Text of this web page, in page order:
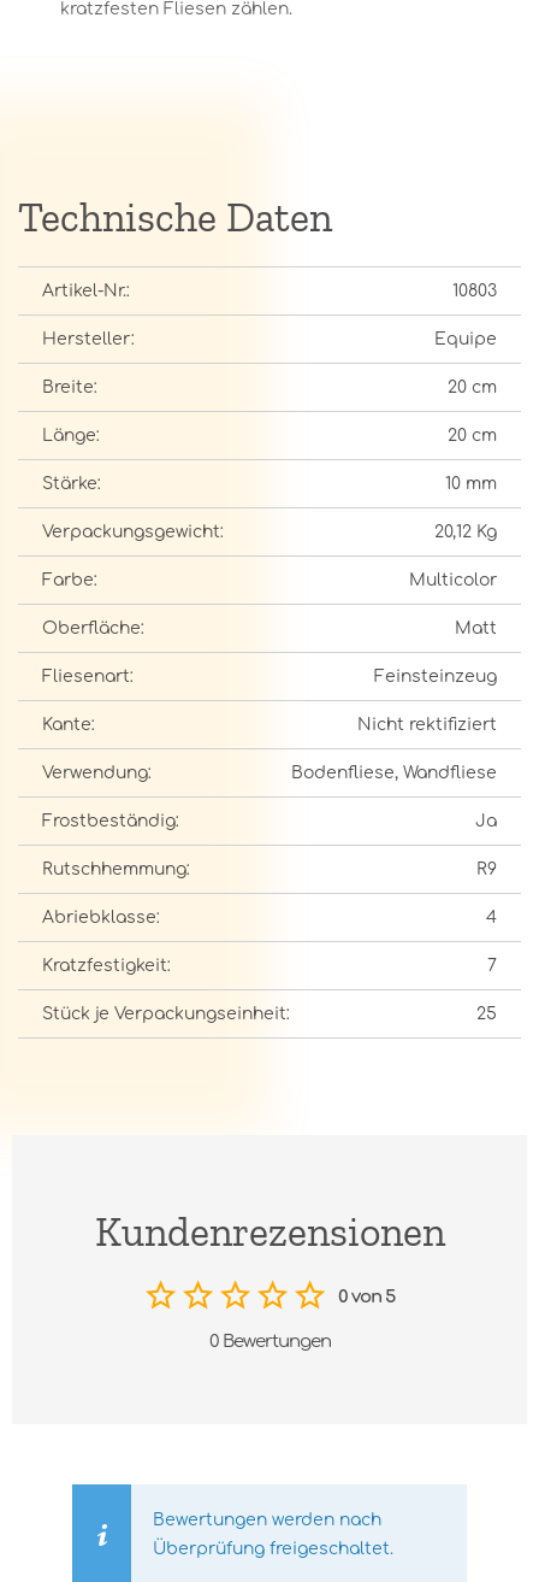
kratzfesten Fliesen zählen.
Technische Daten
Artikel-Nr.: 10803
Hersteller: Equipe
Breite: 20 cm
Länge: 20 cm
Stärke: 10 mm
Verpackungsgewicht: 20,12 Kg
Farbe: Multicolor
Oberfläche: Matt
Fliesenart: Feinsteinzeug
Kante: Nicht rektifiziert
Verwendung: Bodenfliese, Wandfliese
Frostbeständig: Ja
Rutschhemmung: R9
Abriebklasse: 4
Kratzfestigkeit: 7
Stück je Verpackungseinheit: 25
Kundenrezensionen
0 von 5
0 Bewertungen
Bewertungen werden nach
Überprüfung freigeschaltet.